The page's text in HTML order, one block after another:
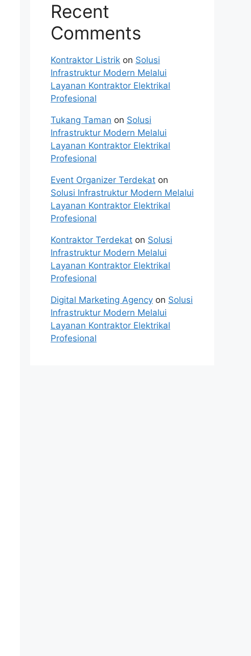
Recent
Comments
Kontraktor Listrik on Solusi
Infrastruktur Modern Melalui
Layanan Kontraktor Elektrikal
Profesional
Tukang Taman on Solusi
Infrastruktur Modern Melalui
Layanan Kontraktor Elektrikal
Profesional
Event Organizer Terdekat on
Solusi Infrastruktur Modern Melalui
Layanan Kontraktor Elektrikal
Profesional
Kontraktor Terdekat on Solusi
Infrastruktur Modern Melalui
Layanan Kontraktor Elektrikal
Profesional
Digital Marketing Agency on Solusi
Infrastruktur Modern Melalui
Layanan Kontraktor Elektrikal
Profesional